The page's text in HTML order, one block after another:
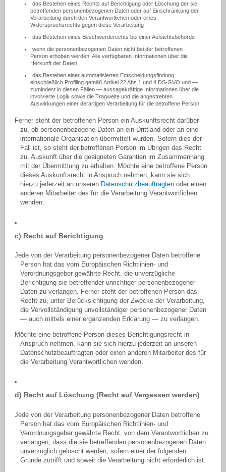
das Bestehen eines Rechts auf Berichtigung oder Löschung der sie
betreffenden personenbezogenen Daten oder auf Einschränkung der
Verarbeitung durch den Verantwortlichen oder eines
Widerspruchsrechts gegen diese Verarbeitung
das Bestehen eines Beschwerderechts bei einer Aufsichtsbehörde
wenn die personenbezogenen Daten nicht bei der betroffenen
Person erhoben werden: Alle verfügbaren Informationen über die
Herkunft der Daten
das Bestehen einer automatisierten Entscheidungsfindung
einschließlich Profiling gemäß Artikel 22 Abs.1 und 4 DS-GVO und —
zumindest in diesen Fällen — aussagekräftige Informationen über die
involvierte Logik sowie die Tragweite und die angestrebten
Auswirkungen einer derartigen Verarbeitung für die betroffene Person
Ferner steht der betroffenen Person ein Auskunftsrecht darüber
zu, ob personenbezogene Daten an ein Drittland oder an eine
internationale Organisation übermittelt wurden. Sofern dies der
Fall ist, so steht der betroffenen Person im Übrigen das Recht
zu, Auskunft über die geeigneten Garantien im Zusammenhang
mit der Übermittlung zu erhalten. Möchte eine betroffene Person
dieses Auskunftsrecht in Anspruch nehmen, kann sie sich
hierzu jederzeit an unseren Datenschutzbeauftragten oder einen
anderen Mitarbeiter des für die Verarbeitung Verantwortlichen
wenden.
c) Recht auf Berichtigung
Jede von der Verarbeitung personenbezogener Daten betroffene
Person hat das vom Europäischen Richtlinien- und
Verordnungsgeber gewährte Recht, die unverzügliche
Berichtigung sie betreffender unrichtiger personenbezogener
Daten zu verlangen. Ferner steht der betroffenen Person das
Recht zu, unter Berücksichtigung der Zwecke der Verarbeitung,
die Vervollständigung unvollständiger personenbezogener Daten
— auch mittels einer ergänzenden Erklärung — zu verlangen.
Möchte eine betroffene Person dieses Berichtigungsrecht in
Anspruch nehmen, kann sie sich hierzu jederzeit an unseren
Datenschutzbeauftragten oder einen anderen Mitarbeiter des für
die Verarbeitung Verantwortlichen wenden.
d) Recht auf Löschung (Recht auf Vergessen werden)
Jede von der Verarbeitung personenbezogener Daten betroffene
Person hat das vom Europäischen Richtlinien- und
Verordnungsgeber gewährte Recht, von dem Verantwortlichen zu
verlangen, dass die sie betreffenden personenbezogenen Daten
unverzüglich gelöscht werden, sofern einer der folgenden
Gründe zutrifft und soweit die Verarbeitung nicht erforderlich ist: